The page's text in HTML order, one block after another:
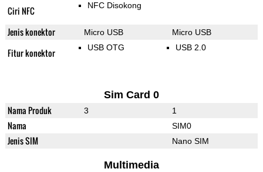
Ciri NFC NFC Disokong
Jenis konektor Micro USB Micro USB
Fitur konektor USB OTG USB 2.0
Sim Card 0
Nama Produk 3 1
Nama SIM0
Jenis SIM Nano SIM
Multimedia